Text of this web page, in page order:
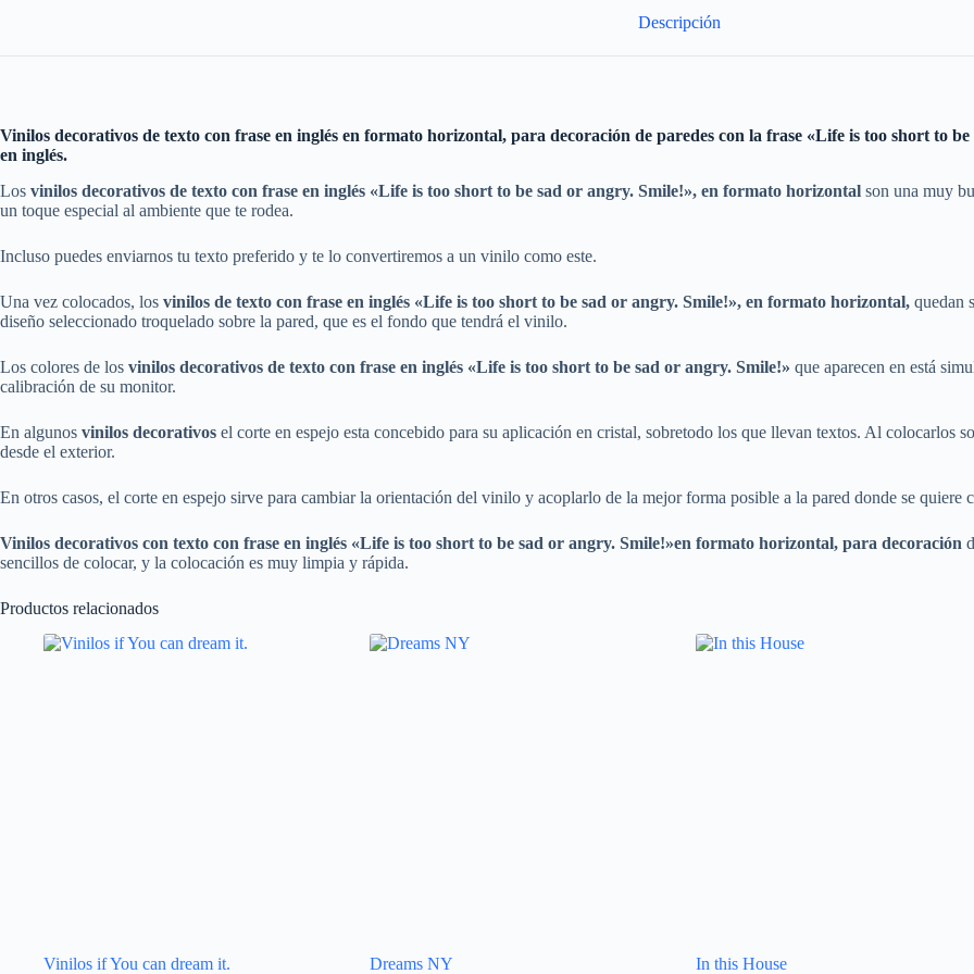
Descripción
Vinilos decorativos de texto con frase en inglés en formato horizontal, para decoración de paredes con la frase «Life is too short to
en inglés.
Los vinilos decorativos de texto con frase en inglés «Life is too short to be sad or angry. Smile!», en formato horizontal son una muy
un toque especial al ambiente que te rodea.
Incluso puedes enviarnos tu texto preferido y te lo convertiremos a un vinilo como este.
Una vez colocados, los vinilos de texto con frase en inglés «Life is too short to be sad or angry. Smile!», en formato horizontal, quedan
diseño seleccionado troquelado sobre la pared, que es el fondo que tendrá el vinilo.
Los colores de los vinilos decorativos de texto con frase en inglés «Life is too short to be sad or angry. Smile!» que aparecen en está
calibración de su monitor.
En algunos vinilos decorativos el corte en espejo esta concebido para su aplicación en cristal, sobretodo los que llevan textos. Al colocarlos
desde el exterior.
En otros casos, el corte en espejo sirve para cambiar la orientación del vinilo y acoplarlo de la mejor forma posible a la pared donde se quiere
Vinilos decorativos con texto con frase en inglés «Life is too short to be sad or angry. Smile!»en formato horizontal, para decoración
sencillos de colocar, y la colocación es muy limpia y rápida.
Productos relacionados
Vinilos if You can dream it. Dreams NY In this House